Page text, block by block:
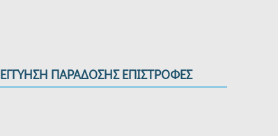
ΕΓΓΥΗΣΗ ΠΑΡΑΔΟΣΗΣ ΕΠΙΣΤΡΟΦΕΣ